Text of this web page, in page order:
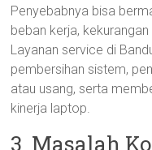
Penyebabnya bisa
beban kerja,
Layanan service di
pembersihan sistem,
atau usang, serta
kinerja laptop.
3. Masalah